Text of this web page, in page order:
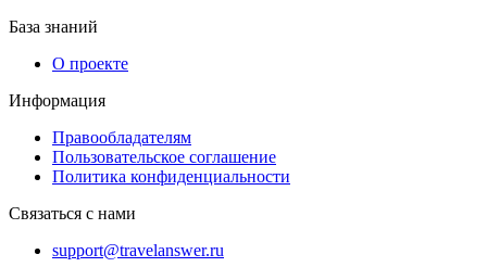
База знаний
О проекте
Информация
Правообладателям
Пользовательское соглашение
Политика конфиденциальности
Связаться с нами
support@travelanswer.ru